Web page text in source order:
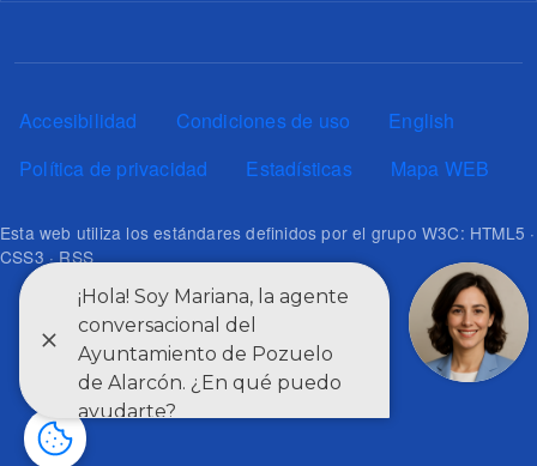
Pie de página
Accesibilidad Condiciones de uso
English
Política de privacidad
Estadísticas Mapa WEB
Esta web utiliza los estándares definidos por el grupo W3C: HTML5 ·
CSS3 · RSS